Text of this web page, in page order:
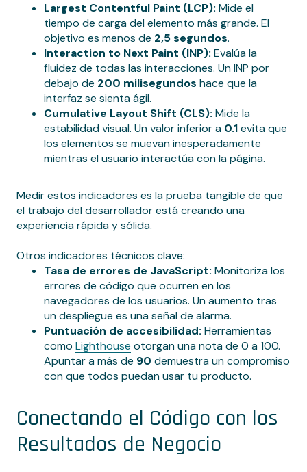
Largest Contentful Paint (LCP): Mide el
tiempo de carga del elemento más grande. El
objetivo es menos de 2,5 segundos.
Interaction to Next Paint (INP): Evalúa la
fluidez de todas las interacciones. Un INP por
debajo de 200 milisegundos hace que la
interfaz se sienta ágil.
Cumulative Layout Shift (CLS): Mide la
estabilidad visual. Un valor inferior a 0.1evita que
los elementos se muevan inesperadamente
mientras el usuario interactúa con la página.
Medir estos indicadores es la prueba tangible de que
el trabajo del desarrollador está creando una
experiencia rápida y sólida.
Otros indicadores técnicos clave:
Tasa de errores de JavaScript: Monitoriza los
errores de código que ocurren en los
navegadores de los usuarios. Un aumento tras
un despliegue es una señal de alarma.
Puntuación de accesibilidad: Herramientas
como Lighthouse otorgan una nota de 0 a 100.
Apuntar a más de 90 demuestra un compromiso
con que todos puedan usar tu producto.
Conectando el Código con los
Resultados de Negocio